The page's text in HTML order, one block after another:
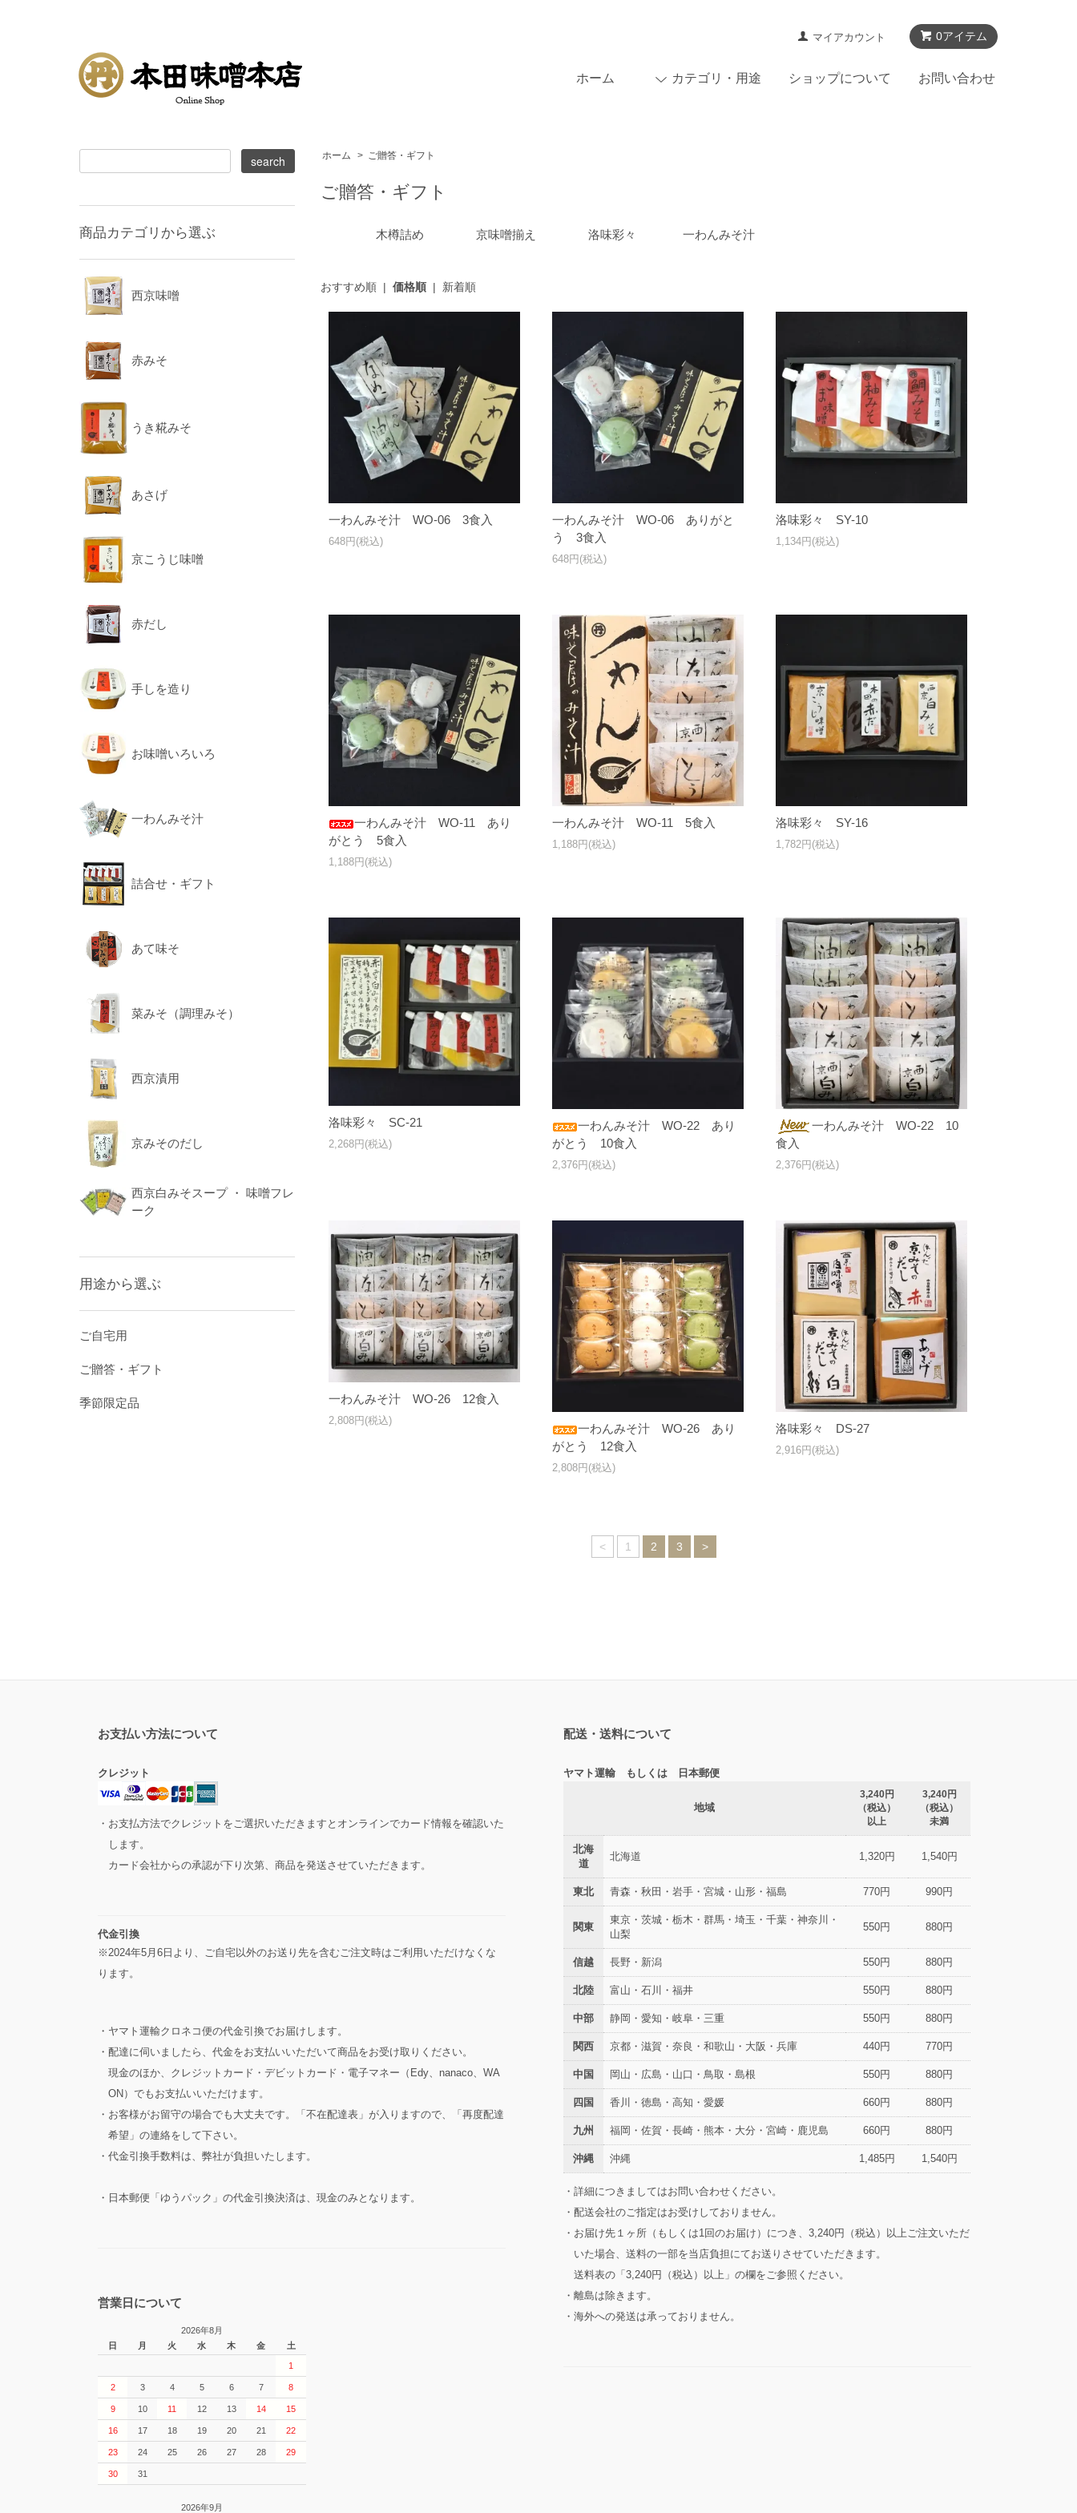
0アイテム
マイアカウント
ホーム カテゴリ・用途 ショップについて お問い合わせ
ホーム > ご贈答・ギフト
ご贈答・ギフト
木樽詰め 京味噌揃え 洛味彩々 一わんみそ汁
おすすめ順| 価格順| 新着順
一わんみそ汁 WO-06 3食入
648円(税込)
一わんみそ汁 WO-06 ありがと
う 3食入
648円(税込)
洛味彩々 SY-10
1,134円(税込)
一わんみそ汁 WO-11 あり
がとう 5食入
1,188円(税込)
一わんみそ汁 WO-11 5食入
1,188円(税込)
洛味彩々 SY-16
1,782円(税込)
洛味彩々 SC-21
2,268円(税込)
一わんみそ汁 WO-22 あり
がとう 10食入
2,376円(税込)
一わんみそ汁 WO-22 10
食入
2,376円(税込)
一わんみそ汁 WO-26 12食入
2,808円(税込)
一わんみそ汁 WO-26 あり
がとう 12食入
2,808円(税込)
洛味彩々 DS-27
2,916円(税込)
< 1 2 3 >
商品カテゴリから選ぶ
西京味噌
赤みそ
うき糀みそ
あさげ
京こうじ味噌
赤だし
手しを造り
お味噌いろいろ
一わんみそ汁
詰合せ・ギフト
あて味そ
菜みそ（調理みそ）
西京漬用
京みそのだし
西京白みそスープ ・ 味噌フレ
ーク
用途から選ぶ
ご自宅用
ご贈答・ギフト
季節限定品
お支払い方法について
クレジット
・お支払方法でクレジットをご選択いただきますとオンラインでカード情報を確認いた
します。
カード会社からの承認が下り次第、商品を発送させていただきます。
代金引換
※2024年5月6日より、ご自宅以外のお送り先を含むご注文時はご利用いただけなくな
ります。
・ヤマト運輸クロネコ便の代金引換でお届けします。
・配達に伺いましたら、代金をお支払いいただいて商品をお受け取りください。
現金のほか、クレジットカード・デビットカード・電子マネー（Edy、nanaco、WA
ON）でもお支払いいただけます。
・お客様がお留守の場合でも大丈夫です。「不在配達表」が入りますので、「再度配達
希望」の連絡をして下さい。
・代金引換手数料は、弊社が負担いたします。
・日本郵便「ゆうパック」の代金引換決済は、現金のみとなります。
配送・送料について
ヤマト運輸 もしくは 日本郵便
地域
3,240円
（税込）
以上
3,240円
（税込）
未満
北海
道
北海道 1,320円 1,540円
東北 青森・秋田・岩手・宮城・山形・福島 770円 990円
関東
東京・茨城・栃木・群馬・埼玉・千葉・神奈川・
山梨
550円 880円
信越 長野・新潟 550円 880円
北陸 富山・石川・福井 550円 880円
中部 静岡・愛知・岐阜・三重 550円 880円
関西 京都・滋賀・奈良・和歌山・大阪・兵庫 440円 770円
中国 岡山・広島・山口・鳥取・島根 550円 880円
四国 香川・徳島・高知・愛媛 660円 880円
九州 福岡・佐賀・長崎・熊本・大分・宮崎・鹿児島 660円 880円
沖縄 沖縄 1,485円 1,540円
・詳細につきましてはお問い合わせください。
・配送会社のご指定はお受けしておりません。
・お届け先１ヶ所（もしくは1回のお届け）につき、3,240円（税込）以上ご注文いただ
いた場合、送料の一部を当店負担にてお送りさせていただきます。
送料表の「3,240円（税込）以上」の欄をご参照ください。
・離島は除きます。
・海外への発送は承っておりません。
営業日について
2026年8月
日
月 火 水 木 金 土
1
2 3 4 5 6 7 8
9 10 11 12 13 14 15
16 17 18 19 20 21 22
23 24 25 26 27 28 29
30 31
2026年9月